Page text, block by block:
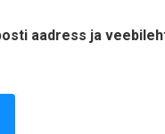
aadress ja